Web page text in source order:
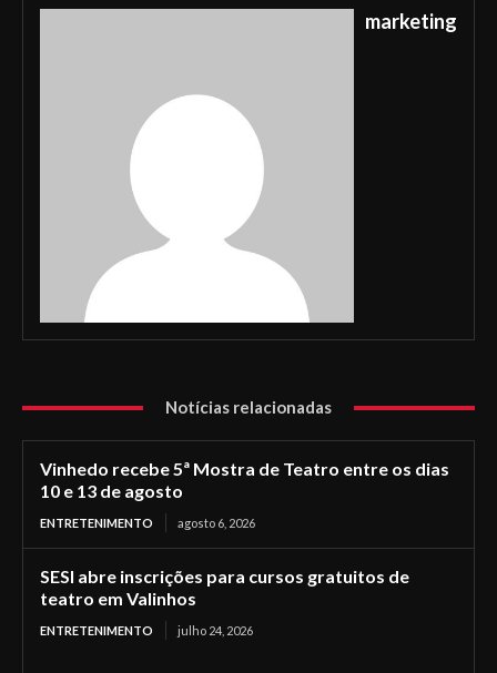
marketing
Notícias relacionadas
Vinhedo recebe 5ª Mostra de Teatro entre os dias
10 e 13 de agosto
ENTRETENIMENTO agosto 6, 2026
SESI abre inscrições para cursos gratuitos de
teatro em Valinhos
ENTRETENIMENTO julho 24, 2026